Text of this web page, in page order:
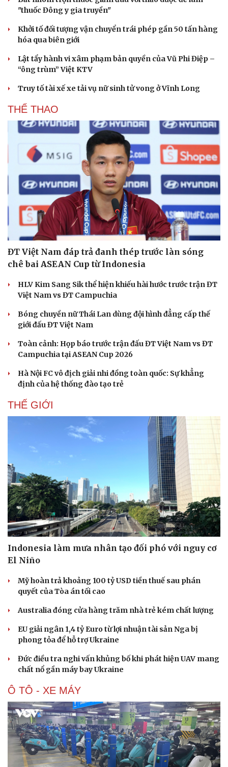
Du lịch
check-in
Câu chuyện thời sự
Đọc truyện đêm khuya
Cửa sổ tình yêu
Kể chuyện cho bé
Hạt giống tâm hồn
"thuốc Đông y gia truyền"
Khởi tố đối tượng vận chuyển trái phép gần 50 tấn hàng
hóa qua biên giới
Lật tẩy hành vi xâm phạm bản quyền của Vũ Phi Điệp –
“ông trùm” Việt KTV
Truy tố tài xế xe tải vụ nữ sinh tử vong ở Vĩnh Long
THỂ THAO
ĐT Việt Nam đáp trả đanh thép trước làn sóng
chê bai ASEAN Cup từ Indonesia
HLV Kim Sang Sik thể hiện khiếu hài hước trước trận ĐT
Việt Nam vs ĐT Campuchia
Bóng chuyền nữ Thái Lan dùng đội hình đẳng cấp thế
giới đấu ĐT Việt Nam
Toàn cảnh: Họp báo trước trận đấu ĐT Việt Nam vs ĐT
Campuchia tại ASEAN Cup 2026
Hà Nội FC vô địch giải nhi đồng toàn quốc: Sự khẳng
định của hệ thống đào tạo trẻ
THẾ GIỚI
Indonesia làm mưa nhân tạo đối phó với nguy cơ
El Niño
Mỹ hoàn trả khoảng 100 tỷ USD tiền thuế sau phán
quyết của Tòa án tối cao
Australia đóng cửa hàng trăm nhà trẻ kém chất lượng
EU giải ngân 1,4 tỷ Euro từ lợi nhuận tài sản Nga bị
phong tỏa để hỗ trợ Ukraine
Đức điều tra nghi vấn khủng bố khi phát hiện UAV mang
chất nổ gần máy bay Ukraine
Ô TÔ - XE MÁY